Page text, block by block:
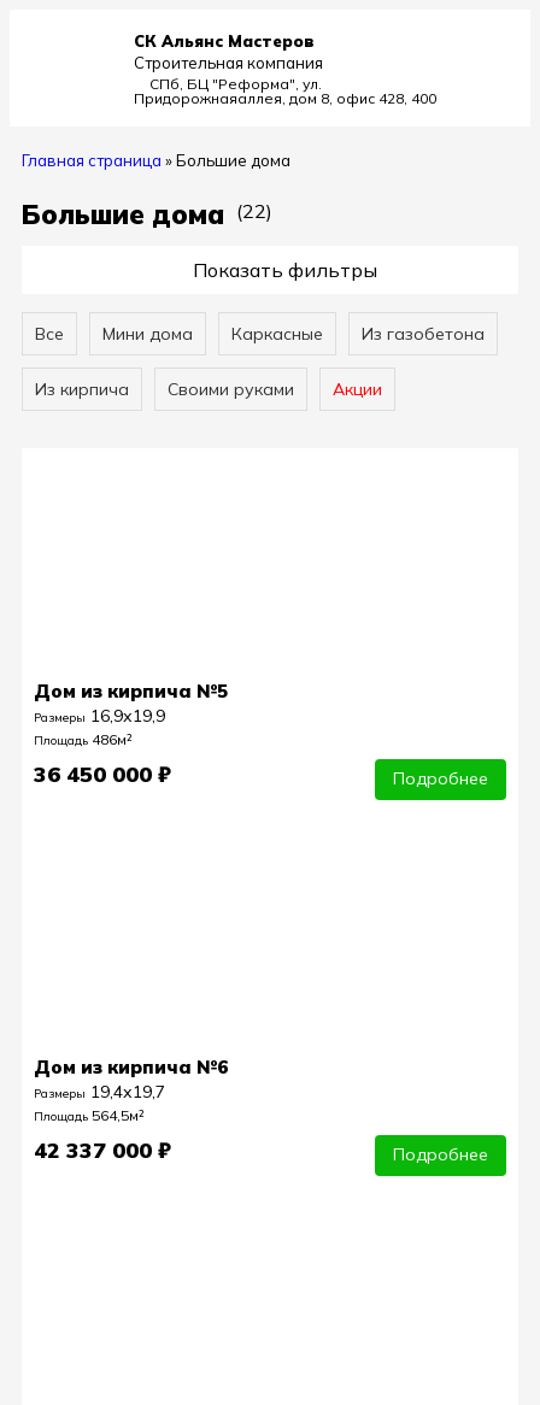
СК Альянс Мастеров
Строительная компания
СПб, БЦ "Реформа", ул.
Придорожнаяаллея, дом 8, офис 428, 400
Главная страница »Большие дома
Большие дома (22)
Показать фильтры
Все Мини дома Каркасные Из газобетона
Из кирпича Своими руками Акции
Дом из кирпича №5
Размеры 16,9х19,9
Площадь 486м²
36 450 000 ₽ Подробнее
Дом из кирпича №6
Размеры 19,4х19,7
Площадь 564,5м²
42 337 000 ₽ Подробнее